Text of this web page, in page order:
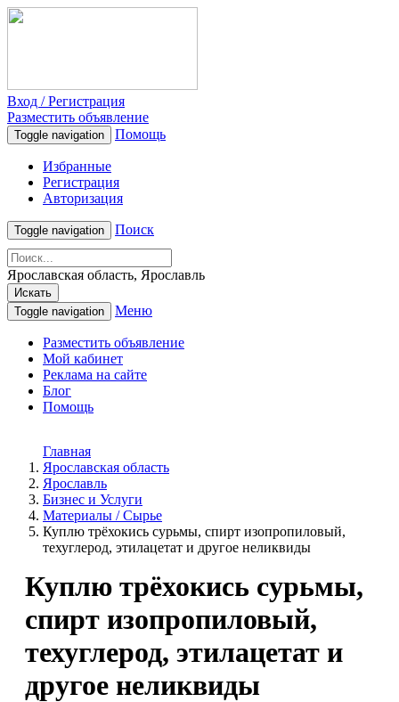
Вход / Регистрация
Разместить объявление
Toggle navigation Помощь
Избранные
Регистрация
Авторизация
Toggle navigation Поиск
Ярославская область, Ярославль
Искать
Toggle navigation
Меню
Разместить объявление
Мой кабинет
Реклама на сайте
Блог
Помощь
Главная
Ярославская область
Ярославль
Бизнес и Услуги
Материалы / Сырье
Куплю трёхокись сурьмы, спирт изопропиловый,
техуглерод, этилацетат и другое неликвиды
Куплю трёхокись сурьмы,
спирт изопропиловый,
техуглерод, этилацетат и
другое неликвиды